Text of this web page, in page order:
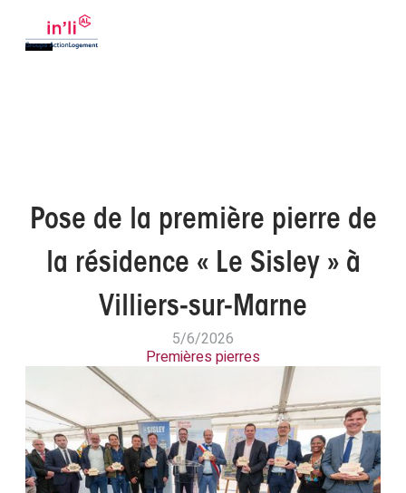
Pose de la première pierre de
la résidence « Le Sisley » à
Villiers-sur-Marne
5/6/2026
Premières pierres